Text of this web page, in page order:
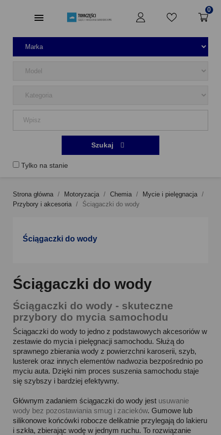
0
Tylko na stanie
Szukaj
Strona główna Motoryzacja Chemia
Mycie i pielęgnacja
Przybory i akcesoria
Ściągaczki do wody
Ściągaczki do wody
Ściągaczki do wody
Ściągaczki do wody - skuteczne
przybory do mycia samochodu
Ściągaczki do wody to jedno z podstawowych akcesoriów w
zestawie do mycia i pielęgnacji samochodu. Służą do
sprawnego zbierania wody z powierzchni karoserii, szyb,
lusterek oraz innych elementów nadwozia bezpośrednio po
myciu auta. Dzięki nim proces suszenia samochodu staje
się szybszy i bardziej efektywny.
Głównym zadaniem ściągaczki do wody jest usuwanie
wody bez pozostawiania smug i zacieków. Gumowe lub
silikonowe końcówki robocze delikatnie przylegają do lakieru
i szkła, zbierając wodę w jednym ruchu. To rozwiązanie